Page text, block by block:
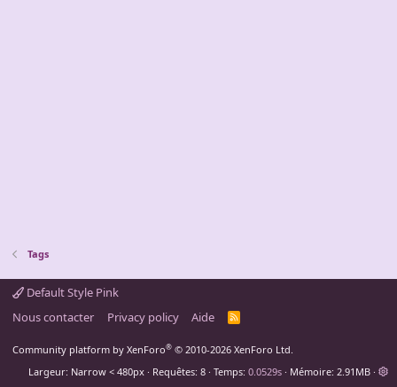
Tags
Default Style Pink
Nous contacter
Privacy policy Aide
R
Community platform by XenForo® © 2010-2026 XenForo Ltd.
Largeur
Requêtes 8 Temps 0.0529s Mémoire 2.91MB